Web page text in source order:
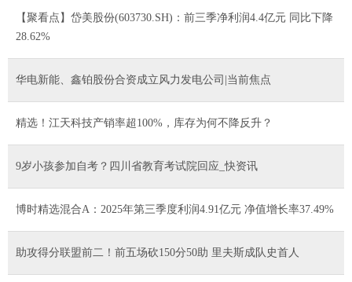
【聚看点】岱美股份(603730.SH)：前三季净利润4.4亿元 同比下降
28.62%
华电新能、鑫铂股份合资成立风力发电公司|当前焦点
精选！江天科技产销率超100%，库存为何不降反升？
9岁小孩参加自考？四川省教育考试院回应_快资讯
博时精选混合A：2025年第三季度利润4.91亿元 净值增长率37.49%
助攻得分联盟前二！前五场砍150分50助 里夫斯成队史首人